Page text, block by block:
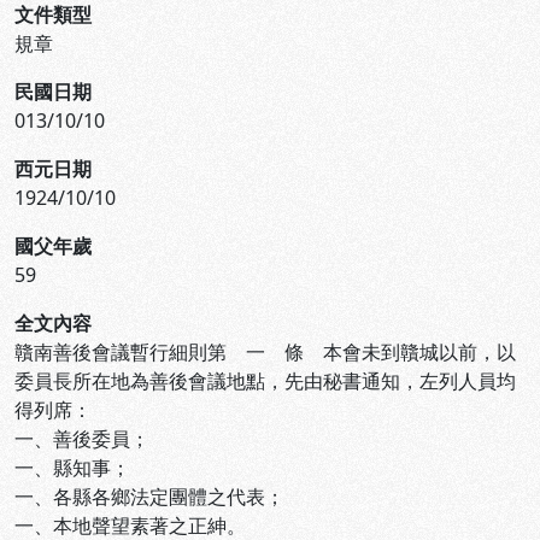
文件類型
規章
民國日期
013/10/10
西元日期
1924/10/10
國父年歲
59
全文內容
贛南善後會議暫行細則第 一 條 本會未到贛城以前，以
委員長所在地為善後會議地點，先由秘書通知，左列人員均
得列席：
一、善後委員；
一、縣知事；
一、各縣各鄉法定團體之代表；
一、本地聲望素著之正紳。